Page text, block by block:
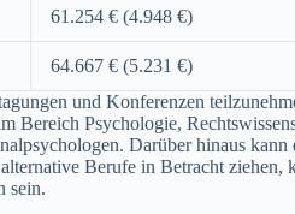
61.254 € (4.948 €)
64.667 € (5.231 €)
und Konferenzen
Bereich Psychologie,
Darüber hinaus
Berufe in Betracht ziehen,
sein.